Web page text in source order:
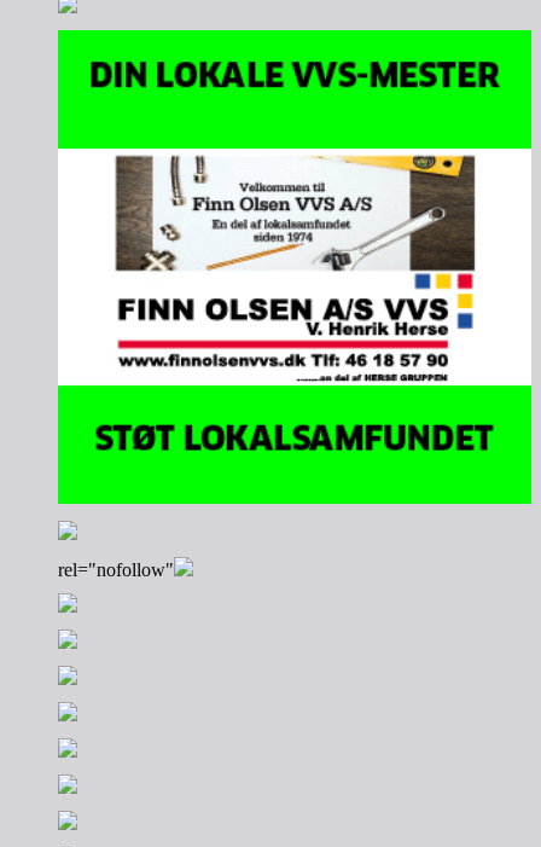
rel="nofollow"